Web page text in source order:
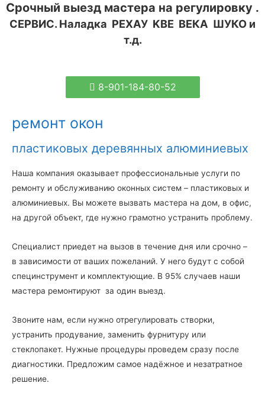
Срочный выезд мастера на регулировку .
СЕРВИС. Наладка РЕХАУ KBE ВЕКА ШУКО и
т.д.
8-901-184-80-52
ремонт окон
пластиковых деревянных алюминиевых
Наша компания оказывает профессиональные услуги по
ремонту и обслуживанию оконных систем – пластиковых и
алюминиевых. Вы можете вызвать мастера на дом, в офис,
на другой объект, где нужно грамотно устранить проблему.
Специалист приедет на вызов в течение дня или срочно –
в зависимости от ваших пожеланий. У него будут с собой
специнструмент и комплектующие. В 95% случаев наши
мастера ремонтируют за один выезд.
Звоните нам, если нужно отрегулировать створки,
устранить продувание, заменить фурнитуру или
стеклопакет. Нужные процедуры проведем сразу после
диагностики. Предложим самое надёжное и незатратное
решение.